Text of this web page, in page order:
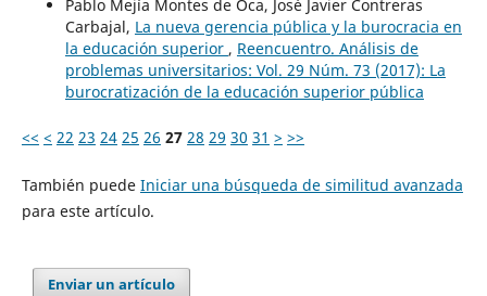
Pablo Mejía Montes de Oca, José Javier Contreras
Carbajal, La nueva gerencia pública y la burocracia en
la educación superior , Reencuentro. Análisis de
problemas universitarios: Vol. 29 Núm. 73 (2017): La
burocratización de la educación superior pública
<< < 22 23 24 25 26 27 28 29 30 31 > >>
También puede Iniciar una búsqueda de similitud avanzada
para este artículo.
Enviar un artículo